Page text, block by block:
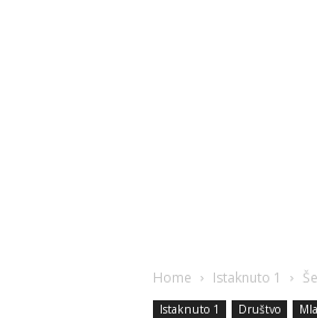
Home Istaknuto 1
Istaknuto 1 Društvo